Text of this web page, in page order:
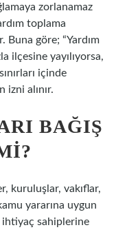
zorlanamaz
toplama
Buna göre; “Yardım
ilçesine yayılıyorsa,
içinde
izni alınır.
BAĞIŞ
kuruluşlar, vakıflar,
yararına uygun
ihtiyaç sahiplerine